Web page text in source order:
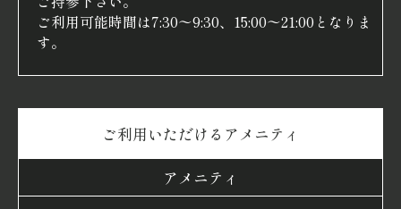
ご利用可能時間は7:30〜9:30、15:00〜21:00となりま
す。
ご利用いただけるアメニティ
アメニティ